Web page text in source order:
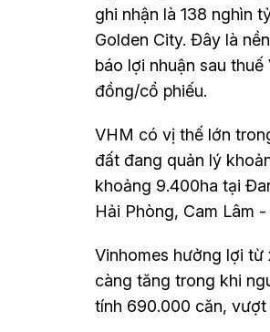
ghi nhận là 138 nghìn
Golden City. Đây là
báo lợi nhuận sau
đồng/cổ phiếu.
VHM có vị thế lớn
đất đang quản lý
khoảng 9.400ha tại
Hải Phòng, Cam Lâm
Vinhomes hưởng lợi
càng tăng trong khi
tính 690.000 căn,